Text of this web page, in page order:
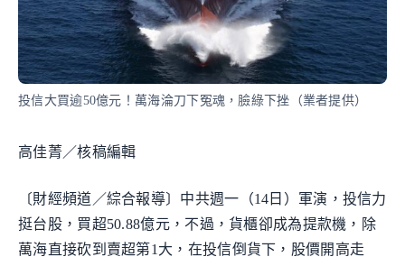
投信大買逾50億元！萬海淪刀下冤魂，臉綠下挫（業者提供）
高佳菁／核稿編輯
〔財經頻道／綜合報導〕中共週一（14日）軍演，投信力
挺台股，買超50.88億元，不過，貨櫃卻成為提款機，除
萬海直接砍到賣超第1大，在投信倒貨下，股價開高走